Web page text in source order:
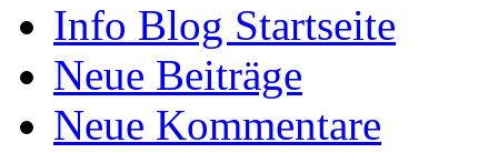
Info Blog Startseite
Neue Beiträge
Neue Kommentare